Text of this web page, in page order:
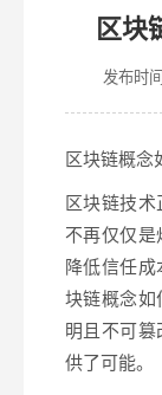
区块
发布时
区块链概念
区块链技
不再仅仅是
降低信任
块链概念如
明且不可
供了可能。